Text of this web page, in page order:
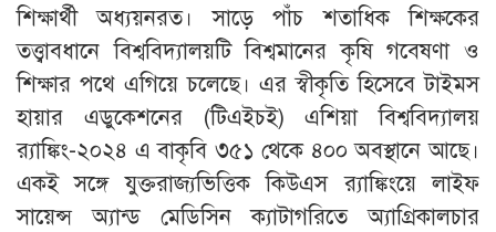
শিক্ষার্থী অধ্যয়নরত। সাড়ে পাঁচ শতাধিক শিক্ষকের
তত্ত্বাবধানে বিশ্ববিদ্যালয়টি বিশ্বমানের কৃষি গবেষণা ও
শিক্ষার পথে এগিয়ে চলেছে। এর স্বীকৃতি হিসেবে টাইমস
হায়ার এডুকেশনের (টিএইচই) এশিয়া বিশ্ববিদ্যালয়
র‍্যাঙ্কিং-২০২৪ এ বাকৃবি ৩৫১ থেকে ৪০০ অবস্থানে আছে।
একই সঙ্গে যুক্তরাজ্যভিত্তিক কিউএস র‍্যাঙ্কিংয়ে লাইফ
সায়েন্স অ্যান্ড মেডিসিন ক্যাটাগরিতে অ্যাগ্রিকালচার